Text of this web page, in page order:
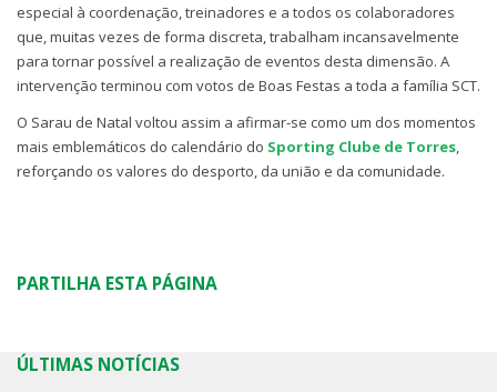
especial à coordenação, treinadores e a todos os colaboradores
que, muitas vezes de forma discreta, trabalham incansavelmente
para tornar possível a realização de eventos desta dimensão. A
intervenção terminou com votos de Boas Festas a toda a família SCT.
O Sarau de Natal voltou assim a afirmar-se como um dos momentos
mais emblemáticos do calendário do Sporting Clube de Torres
reforçando os valores do desporto, da união e da comunidade.
PARTILHA ESTA PÁGINA
ÚLTIMAS NOTÍCIAS